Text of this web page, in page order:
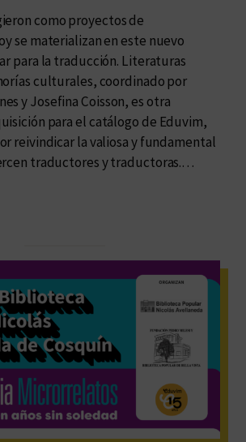
como proyectos de
se materializan en este nuevo
para la traducción. Literaturas
culturales, coordinado por
y Josefina Coisson, es otra
para el catálogo de Eduvim,
reivindicar la valiosa y fundamental
traductores y traductoras.…